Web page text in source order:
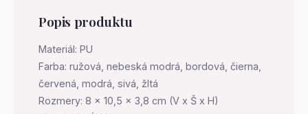
Popis produktu
Materiál: PU
Farba: ružová, nebeská modrá, bordová, čierna,
červená, modrá, sivá, žltá
Rozmery: 8 x 10,5 x 3,8 cm (V x Š x H)